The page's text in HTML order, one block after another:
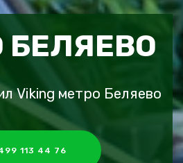
БЕЛЯЕВО
Viking метро Беляево
113 44 76